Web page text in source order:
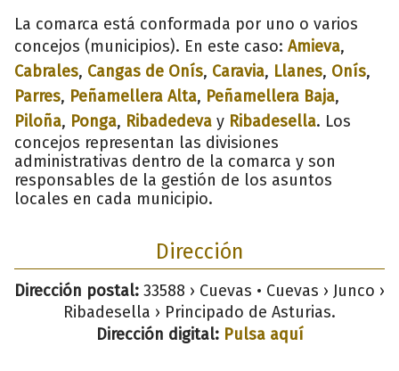
La comarca está conformada por uno o varios
concejos (municipios). En este caso: Amieva,
Cabrales, Cangas de Onís, Caravia, Llanes, Onís,
Parres, Peñamellera Alta, Peñamellera Baja,
Piloña, Ponga, Ribadedeva y Ribadesella. Los
concejos representan las divisiones
administrativas dentro de la comarca y son
responsables de la gestión de los asuntos
locales en cada municipio.
Dirección
Dirección postal: 33588 › Cuevas • Cuevas › Junco ›
Ribadesella › Principado de Asturias.
Dirección digital: Pulsa aquí